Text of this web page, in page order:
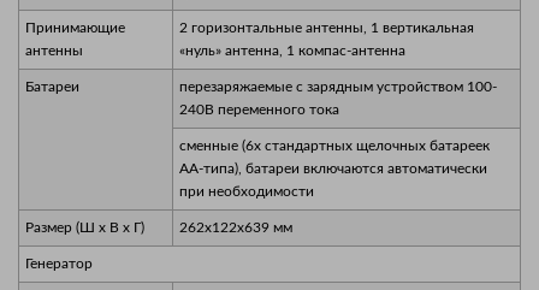
Принимающие
антенны
2 горизонтальные антенны, 1 вертикальная
«нуль» антенна, 1 компас-антенна
Батареи
перезаряжаемые с зарядным устройством 100-
240В переменного тока
сменные (6х стандартных щелочных батареек
АА-типа), батареи включаются автоматически
при необходимости
Размер (Ш х В х Г) 262х122х639 мм
Генератор